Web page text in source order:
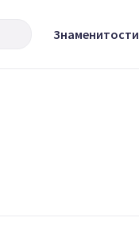
Знаменитости